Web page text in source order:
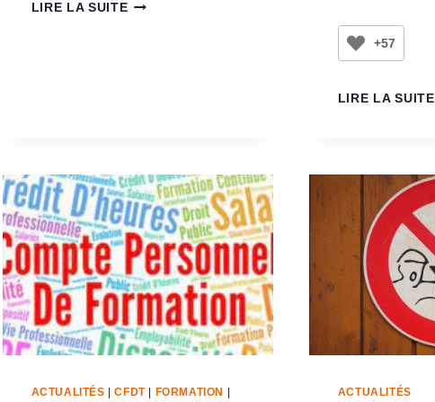
LIRE LA SUITE
+57
LIRE LA SUITE
ACTUALITÉS |CFDT| FORMATION ACTUALITÉS